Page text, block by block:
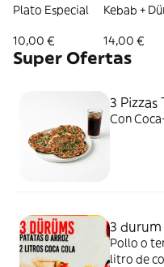
Plato Especial
10,00 €
Kebab +
14,00 €
Super Ofertas
3 Pizzas
Con
3 durum
Pollo o
litro de